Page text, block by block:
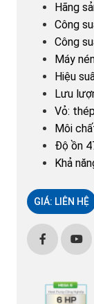
Hãng
Công
Công
Máy
Hiệu
Lưu
Vỏ:
Môi
Độ ồn
Khả
GIÁ: LIÊN HỆ